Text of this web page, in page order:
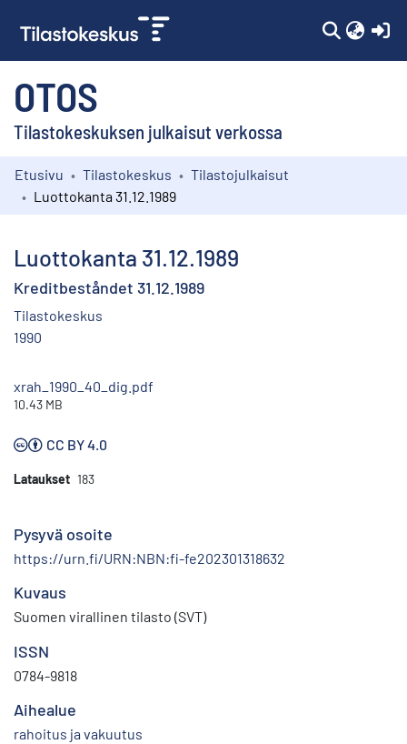
OTOS
Tilastokeskuksen julkaisut verkossa
Kokoelmat
Etusivu Tilastokeskus
Tilastojulkaisut
Luottokanta 31.12.1989
Luottokanta 31.12.1989
Kreditbeståndet 31.12.1989
Tilastokeskus
1990
xrah_1990_40_dig.pdf
10.43 MB
CC BY 4.0
Lataukset 183
Pysyvä osoite
https://urn.fi/URN:NBN:fi-fe202301318632
Kuvaus
Suomen virallinen tilasto (SVT)
ISSN
0784-9818
Aihealue
rahoitus ja vakuutus